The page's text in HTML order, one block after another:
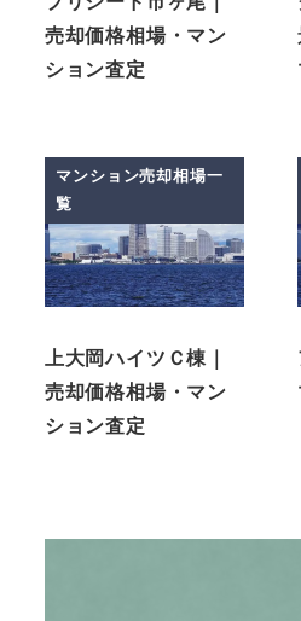
売却価格相場・マン
ション査定
マンション売却相場一
覧
上大岡ハイツＣ棟｜
売却価格相場・マン
ション査定